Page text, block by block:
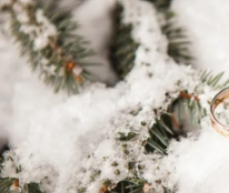
ВСТУПАЙТЕ В
присоединяйтесь к
скидки и